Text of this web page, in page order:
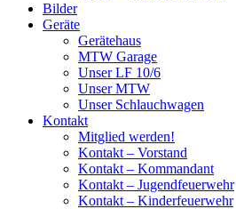
Bilder
Geräte
Gerätehaus
MTW Garage
Unser LF 10/6
Unser MTW
Unser Schlauchwagen
Kontakt
Mitglied werden!
Kontakt – Vorstand
Kontakt – Kommandant
Kontakt – Jugendfeuerwehr
Kontakt – Kinderfeuerwehr